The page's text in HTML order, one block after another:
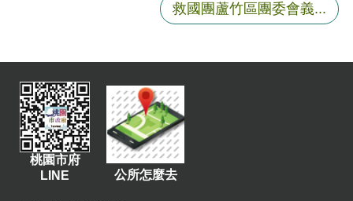
便
民
資
訊
機
救國團蘆竹區團委會義...
桃園市府
LINE
公所怎麼去